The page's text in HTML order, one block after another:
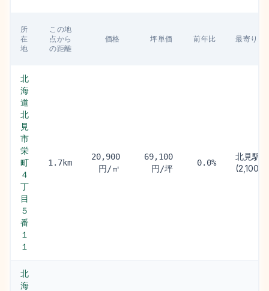
所
在
地
この地
点から
の距離
価格 坪単価 前年比 最寄り駅
北
海
道
北
見
市
栄
町
４
丁
目
５
番
１
１
1.7km
20,900
円/㎡
69,100
円/坪
0.0%
北見駅
(2,100m)
北
海